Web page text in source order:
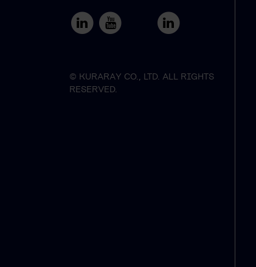
© KURARAY CO., LTD. ALL RIGHTS
RESERVED.